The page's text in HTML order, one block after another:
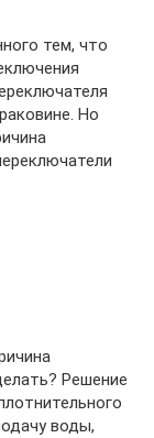
тем, что
Но
Решение
воды,